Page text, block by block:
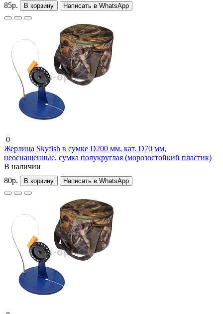
85р.
В корзину Написать в WhatsApp
0
Жерлица Skyfish в сумке D200 мм, кат. D70 мм,
неоснащенные, сумка полукруглая (морозостойкий пластик)
В наличии
80р.
В корзину Написать в WhatsApp